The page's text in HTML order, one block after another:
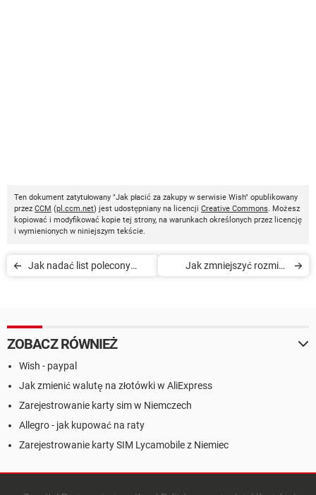
Ten dokument zatytułowany "Jak płacić za zakupy w serwisie Wish" opublikowany
przez CCM (pl.ccm.net) jest udostępniany na licencji Creative Commons. Możesz
kopiować i modyfikować kopie tej strony, na warunkach określonych przez licencję
i wymienionych w niniejszym tekście.
Jak nadać list polecony
Jak zmniejszyć rozmiar
ZOBACZ RÓWNIEŻ
Wish - paypal
Jak zmienić walutę na złotówki w AliExpress
Zarejestrowanie karty sim w Niemczech
Allegro - jak kupować na raty
Zarejestrowanie karty SIM Lycamobile z Niemiec